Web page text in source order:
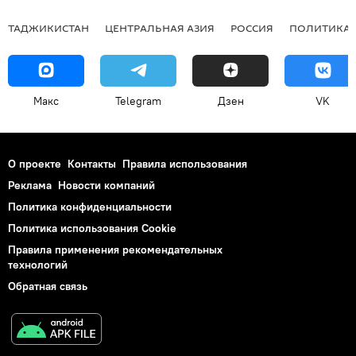
ТАДЖИКИСТАН ЦЕНТРАЛЬНАЯ АЗИЯ РОССИЯ ПОЛИТИКА
Макс Telegram Дзен VK
О проекте Контакты Правила использования
Реклама Новости компаний
Политика конфиденциальности
Политика использования Cookie
Правила применения рекомендательных
технологий
Обратная связь